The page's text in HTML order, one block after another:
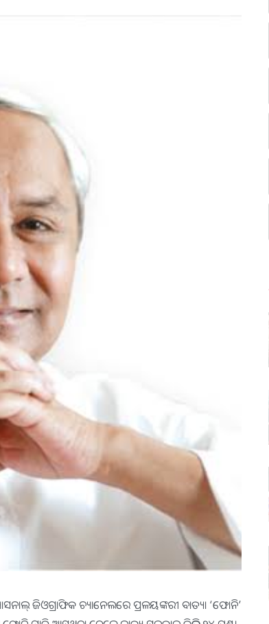
ଜିଓଗ୍ରାଫିକ ଚ୍ୟାନେଲରେ ପ୍ରଳୟଙ୍କରୀ ବାତ୍ୟା ‘ଫୋନି’